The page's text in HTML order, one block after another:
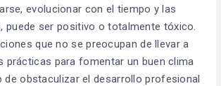
evolucionar con el tiempo y las
puede ser positivo o totalmente tóxico.
que no se preocupan de llevar a
prácticas para fomentar un buen clima
de obstaculizar el desarrollo profesional